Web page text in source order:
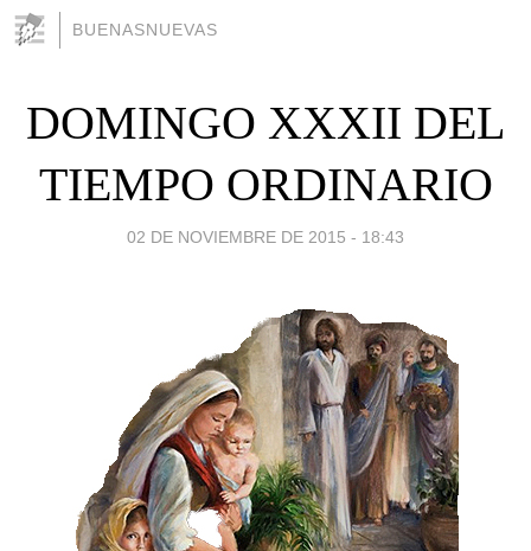
BUENASNUEVAS
DOMINGO XXXII DEL
TIEMPO ORDINARIO
02 DE NOVIEMBRE DE 2015 - 18:43